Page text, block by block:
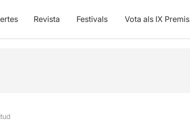
Revista Festivals Vota als IX Premis